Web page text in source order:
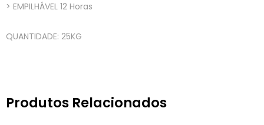
> EMPILHÁVEL 12 Horas
QUANTIDADE: 25KG
Produtos Relacionados